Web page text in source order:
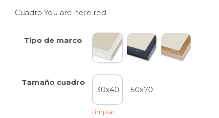
Cuadro You are here red
Tipo de marco
Tamaño cuadro
30x40 50x70
Limpiar